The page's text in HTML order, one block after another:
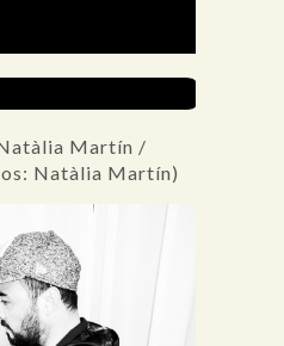
Martín /
Natàlia Martín)